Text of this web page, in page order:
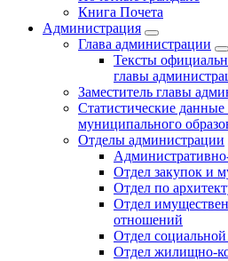
Книга Почета
Администрация
Глава администрации
Тексты
главы
Заместитель главы
Статистические данные
муниципального
Отделы администрации
Отдел закупок и
Отдел по
Отдел
отношений
Отдел
Отдел жилищно-